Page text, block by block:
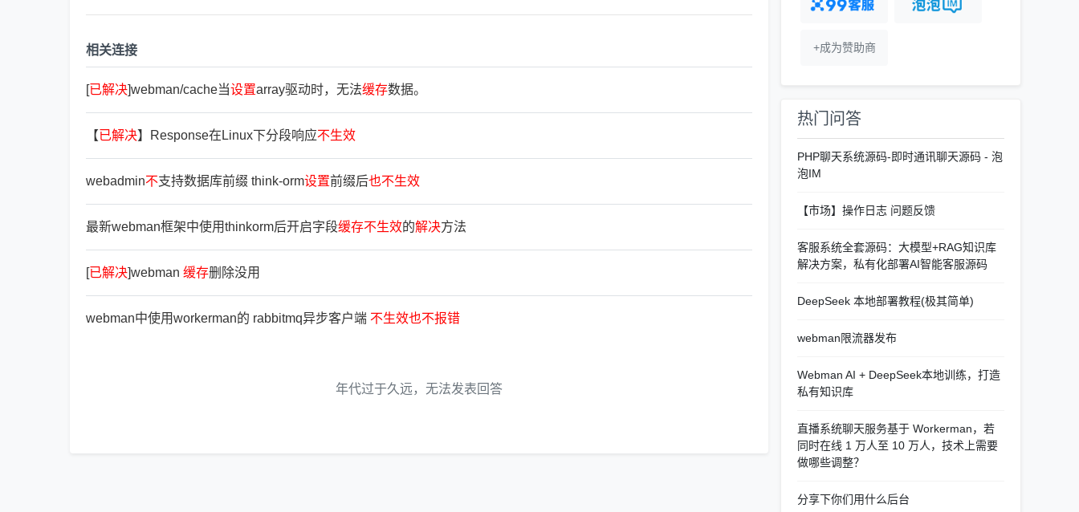
相关连接
[已解决]webman/cache当设置array驱动时，无法缓存数据。
【已解决】Response在Linux下分段响应不生效
webadmin不支持数据库前缀 think-orm设置前缀后也不生效
最新webman框架中使用thinkorm后开启字段缓存不生效的解决方法
[已解决]webman 缓存删除没用
webman中使用workerman的 rabbitmq异步客户端 不生效也不报错
年代过于久远，无法发表回答
+成为赞助商
热门问答
PHP聊天系统源码-即时通讯聊天源码 - 泡
泡IM
【市场】操作日志 问题反馈
客服系统全套源码：大模型+RAG知识库
解决方案，私有化部署AI智能客服源码
DeepSeek 本地部署教程(极其简单)
webman限流器发布
Webman AI + DeepSeek本地训练，打造
私有知识库
直播系统聊天服务基于 Workerman，若
同时在线 1 万人至 10 万人，技术上需要
做哪些调整？
分享下你们用什么后台